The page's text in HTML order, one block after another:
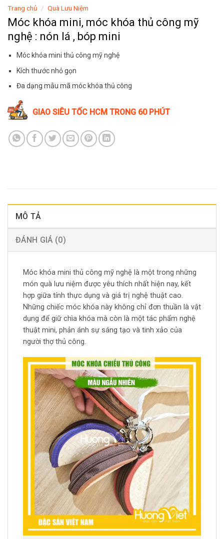
Trang chủ / Quà Lưu Niệm
Móc khóa mini, móc khóa thủ công mỹ
nghệ : nón lá , bóp mini
Móc khóa mini thủ công mỹ nghệ
Kích thước nhỏ gọn
Đa dạng mẫu mã móc khóa thủ công
GIAO SIÊU TỐC HCM TRONG 60 PHÚT
MÔ TẢ
ĐÁNH GIÁ (0)
Móc khóa mini thủ công mỹ nghệ là một trong những
món quà lưu niệm được yêu thích nhất hiện nay, kết
hợp giữa tính thực dụng và giá trị nghệ thuật cao.
Những chiếc móc khóa này không chỉ đơn thuần là vật
dụng để giữ chìa khóa mà còn là một tác phẩm nghệ
thuật mini, phản ánh sự sáng tạo và tinh xảo của
người thợ thủ công.